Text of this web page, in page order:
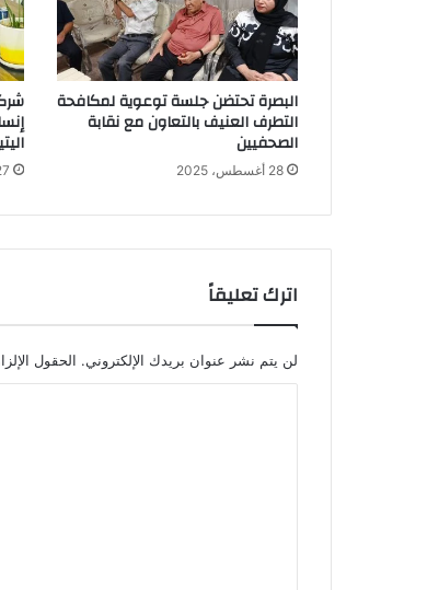
البصرة تحتضن جلسة توعوية لمكافحة
التطرف العنيف بالتعاون مع نقابة
الصحفيين
28 أغسطس، 2025 27
اترك تعليقاً
لن يتم نشر عنوان بريدك الإلكتروني. الحقول